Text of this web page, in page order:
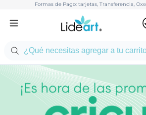
Formas de Pago: tarjetas, Transferencia,